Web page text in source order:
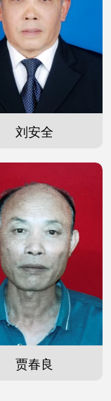
刘安全
贾春良